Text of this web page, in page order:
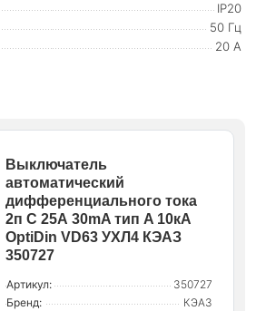
IP20
50 Гц
20 А
Выключатель
автоматический
дифференциального тока
2п C 25А 30mA тип A 10кА
OptiDin VD63 УХЛ4 КЭАЗ
350727
Артикул:
350727
Бренд:
КЭАЗ